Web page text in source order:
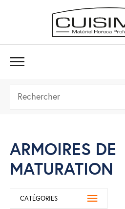
ARMOIRES DE
MATURATION
CATÉGORIES